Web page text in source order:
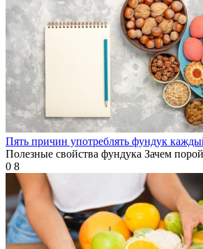
Пять причин употреблять фундук
Полезные свойства фундука Зачем
0 8